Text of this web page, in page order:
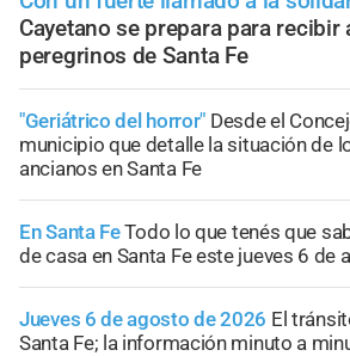
Cayetano se prepara para recibir
peregrinos de Santa Fe
"Geriátrico del horror" Desde el
municipio que detalle la situación de
ancianos en Santa Fe
En Santa FeTodo lo que tenés que
de casa en Santa Fe este jueves 6 de
Jueves 6 de agosto de 2026 El
Santa Fe; la información minuto a